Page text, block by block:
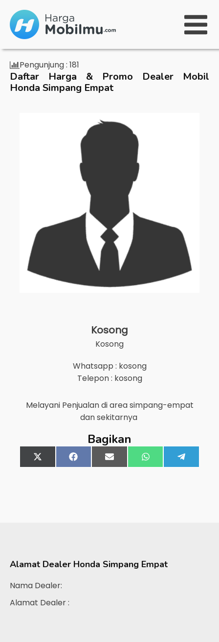
Pengunjung : 181
Daftar Harga & Promo Dealer Mobil
Honda Simpang Empat
Kosong
Kosong
Whatsapp : kosong
Telepon : kosong
Melayani Penjualan di areasimpang-empat
dan sekitarnya
Bagikan
Share
on
X
(Twitter)
Share
on
FacebookShare
on
Email Share
on
WhatsApp
on
Alamat Dealer Honda Simpang Empat
Nama Dealer:
Alamat Dealer :